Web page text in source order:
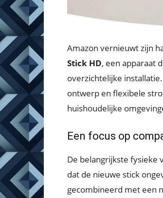
Amazon vernieuwt zijn
Stick HD, een apparaat
overzichtelijke
ontwerp en flexibele
huishoudelijke
Een focus op
De belangrijkste fysieke
dat de nieuwe stick
gecombineerd met een